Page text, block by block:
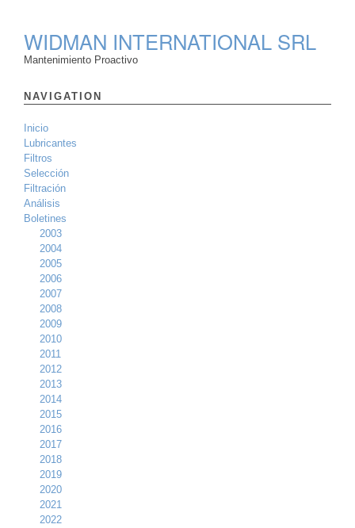
WIDMAN INTERNATIONAL SRL
Mantenimiento Proactivo
NAVIGATION
Inicio
Lubricantes
Filtros
Selección
Filtración
Análisis
Boletines
2003
2004
2005
2006
2007
2008
2009
2010
2011
2012
2013
2014
2015
2016
2017
2018
2019
2020
2021
2022